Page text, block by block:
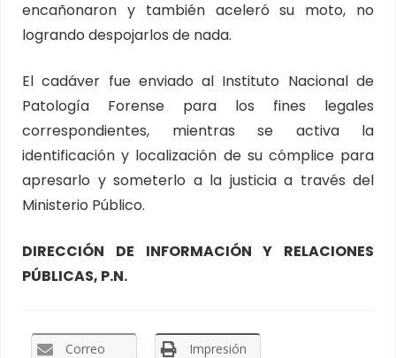
encañonaron y también aceleró su moto, no
logrando despojarlos de nada.
El cadáver fue enviado al Instituto Nacional de
Patología Forense para los fines legales
correspondientes, mientras se activa la
identificación y localización de su cómplice para
apresarlo y someterlo a la justicia a través del
Ministerio Público.
DIRECCIÓN DE INFORMACIÓN Y RELACIONES
PÚBLICAS, P.N.
Correo Impresión